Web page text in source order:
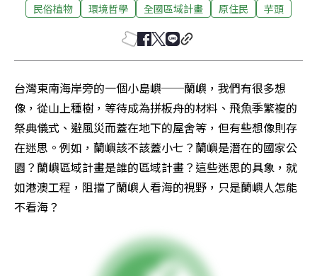
民俗植物 環境哲學 全國區域計畫 原住民 芋頭
台灣東南海岸旁的一個小島嶼──蘭嶼，我們有很多想
像，從山上種樹，等待成為拼板舟的材料、飛魚季繁複的
祭典儀式、避風災而蓋在地下的屋舍等，但有些想像則存
在迷思。例如，蘭嶼該不該蓋小七？蘭嶼是潛在的國家公
園？蘭嶼區域計畫是誰的區域計畫？這些迷思的具象，就
如港澳工程，阻擋了蘭嶼人看海的視野，只是蘭嶼人怎能
不看海？